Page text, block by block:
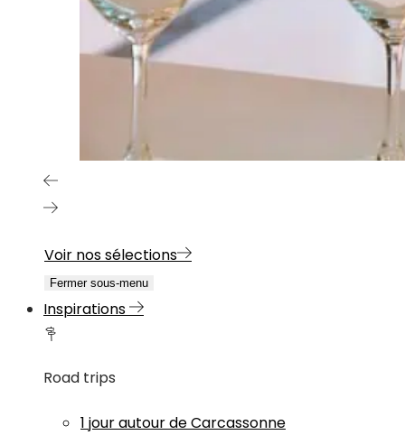
Voir nos sélections
Fermer sous-menu
Inspirations
Road trips
1 jour autour de Carcassonne